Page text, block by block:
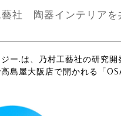
藝社 陶器インテリア
ー.は、乃村工藝社の研究
島屋大阪店で開かれる「